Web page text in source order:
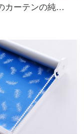
金蝉のカーテンの純色のシェニールの遮光カーテンをリビングルームの完成品の遮光カーテンのカーテンを配置します。